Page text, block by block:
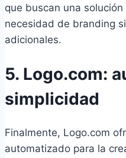
que buscan una
necesidad de branding
adicionales.
5. Logo.com:
simplicidad
Finalmente, Logo.com
automatizado para la